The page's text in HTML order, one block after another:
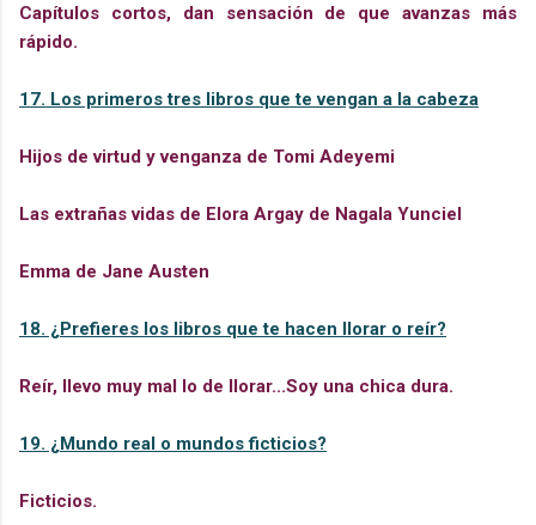
Capítulos cortos, dan sensación de que avanzas más
rápido.
17. Los primeros tres libros que te vengan a la cabeza
Hijos de virtud y venganza de Tomi Adeyemi
Las extrañas vidas de Elora Argay de Nagala Yunciel
Emma de Jane Austen
18. ¿Prefieres los libros que te hacen llorar o reír?
Reír, llevo muy mal lo de llorar...Soy una chica dura.
19. ¿Mundo real o mundos ficticios?
Ficticios.